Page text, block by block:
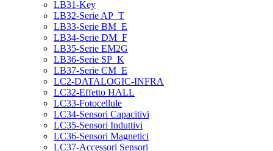
LB31-Key
LB32-Serie AP_T
LB33-Serie BM_E
LB34-Serie DM_F
LB35-Serie EM2G
LB36-Serie SP_K
LB37-Serie CM_E
LC2-DATALOGIC-INFRA
LC32-Effetto HALL
LC33-Fotocellule
LC34-Sensori Capacitivi
LC35-Sensori Induttivi
LC36-Sensori Magnetici
LC37-Accessori Sensori